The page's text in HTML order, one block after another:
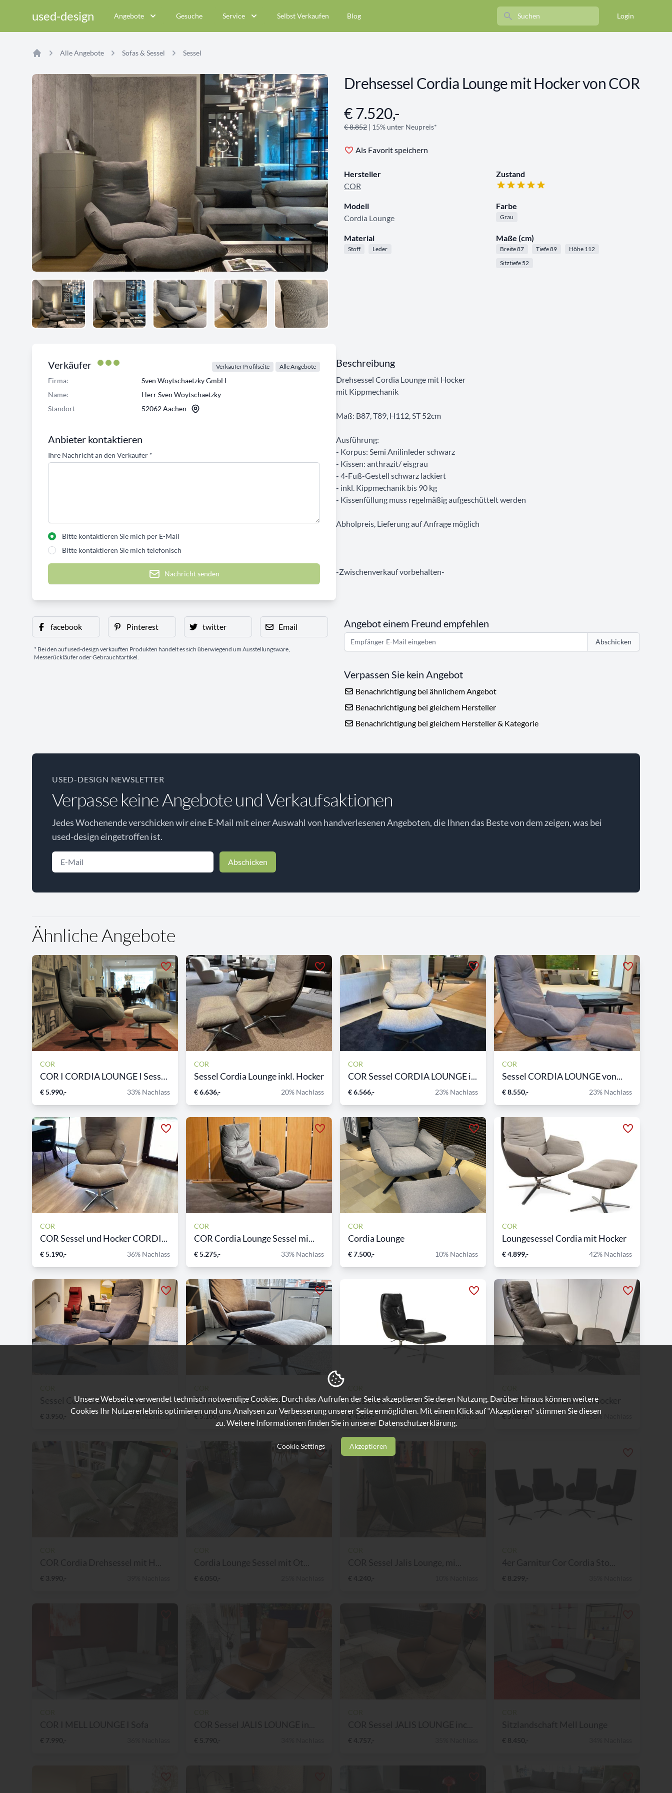
used-design Angebote Gesuche Service Selbst Verkaufen Blog Search Login
Alle Angebote Sofas & Sessel Sessel
Drehsessel Cordia Lounge mit Hocker von COR
Angebotsinformationen
€ 7.520,-
€ 8.852 | 15% unter Neupreis*
Als Favorit speichern
Hersteller
COR
Zustand
Modell
Cordia Lounge
Farbe
Grau
Material
Stoff Leder
Maße (cm)
Breite 87 Tiefe 89
Höhe 112
Sitztiefe 52
Verkäufer Verkäufer Profilseite Alle Angebote
Firma:
Sven Woytschaetzky GmbH
Name:
Herr Sven Woytschaetzky
Standort
52062 Aachen
Anbieter kontaktieren
Ihre Nachricht an den Verkäufer *
Bitte kontaktieren Sie mich per E-Mail
Bitte kontaktieren Sie mich telefonisch
Nachricht senden
Beschreibung
Drehsessel Cordia Lounge mit Hocker
mit Kippmechanik
Maß: B87, T89, H112, ST 52cm
Ausführung:
- Korpus: Semi Anilinleder schwarz
- Kissen: anthrazit/ eisgrau
- 4-Fuß-Gestell schwarz lackiert
- inkl. Kippmechanik bis 90 kg
- Kissenfüllung muss regelmäßig aufgeschüttelt werden
Abholpreis, Lieferung auf Anfrage möglich
-Zwischenverkauf vorbehalten-
facebook Pinterest twitter Email
* Bei den auf used-design verkauften Produkten handelt es sich überwiegend um Ausstellungsware,
Messerückläufer oder Gebrauchtartikel.
Angebot einem Freund empfehlen
Abschicken
Verpassen Sie kein Angebot
Benachrichtigung bei ähnlichem Angebot
Benachrichtigung bei gleichem Hersteller
Benachrichtigung bei gleichem Hersteller & Kategorie
USED-DESIGN NEWSLETTER
Verpasse keine Angebote und Verkaufsaktionen
Jedes Wochenende verschicken wir eine E-Mail mit einer Auswahl von handverlesenen Angeboten, die Ihnen das Beste von dem zeigen, was bei
used-design eingetroffen ist.
Abschicken
Ähnliche Angebote
COR
COR I CORDIA LOUNGE I Sesse...
€ 5.990,- 33% Nachlass
COR
Sessel Cordia Lounge inkl. Hocker
€ 6.636,- 20% Nachlass
COR
COR Sessel CORDIA LOUNGE i...
€ 6.566,- 23% Nachlass
COR
Sessel CORDIA LOUNGE von...
€ 8.550,- 23% Nachlass
COR
COR Sessel und Hocker CORDI...
€ 5.190,- 36% Nachlass
COR
COR Cordia Lounge Sessel mi...
€ 5.275,- 33% Nachlass
COR
Cordia Lounge
€ 7.500,- 10% Nachlass
COR
Loungesessel Cordia mit Hocker
€ 4.899,- 42% Nachlass
Sessel Cor Cordia mit Hocke...
€ 3.950,- 53% Nachlass
COR Cordia Sessel + Hocker
€ 5.100,- 41% Nachlass
Sessel Cordia inkl. Hocker
€ 4.209,- 40% Nachlass
Drehsessel Cordia inkl. Hocker
€ 5.485,- 38% Nachlass
Unsere Webseite verwendet technisch notwendige Cookies. Durch das Aufrufen der Seite akzeptieren Sie deren Nutzung. Darüber hinaus können weitere
Cookies Ihr Nutzererlebnis optimieren und uns Analysen zur Verbesserung unserer Seite ermöglichen. Mit einem Klick auf “Akzeptieren” stimmen Sie diesen
zu. Weitere Informationen finden Sie in unserer Datenschutzerklärung.
Cookie Settings Akzeptieren